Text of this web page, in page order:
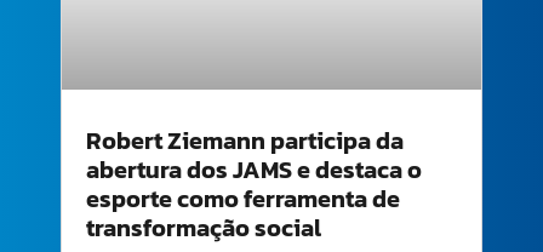
Robert Ziemann participa da
abertura dos JAMS e destaca o
esporte como ferramenta de
transformação social